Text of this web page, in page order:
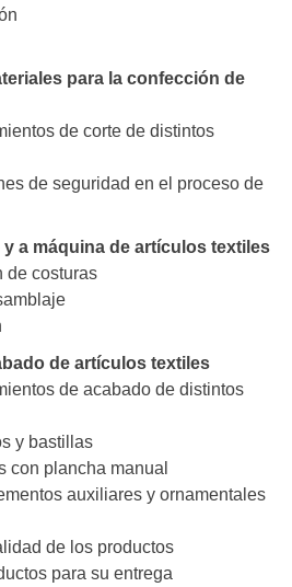
para la confección de
de corte de distintos
de seguridad en el proceso de
a máquina de artículos textiles
de costuras
de artículos textiles
de acabado de distintos
y bastillas
con plancha manual
auxiliares y ornamentales
de los productos
para su entrega